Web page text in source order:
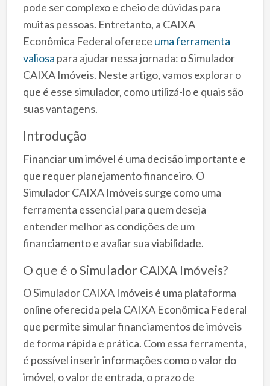
pode ser complexo e cheio de dúvidas para
muitas pessoas. Entretanto, a CAIXA
Econômica Federal oferece uma ferramenta
valiosa para ajudar nessa jornada: o Simulador
CAIXA Imóveis. Neste artigo, vamos explorar o
que é esse simulador, como utilizá-lo e quais são
suas vantagens.
Introdução
Financiar um imóvel é uma decisão importante e
que requer planejamento financeiro. O
Simulador CAIXA Imóveis surge como uma
ferramenta essencial para quem deseja
entender melhor as condições de um
financiamento e avaliar sua viabilidade.
O que é o Simulador CAIXA Imóveis?
O Simulador CAIXA Imóveis é uma plataforma
online oferecida pela CAIXA Econômica Federal
que permite simular financiamentos de imóveis
de forma rápida e prática. Com essa ferramenta,
é possível inserir informações como o valor do
imóvel, o valor de entrada, o prazo de